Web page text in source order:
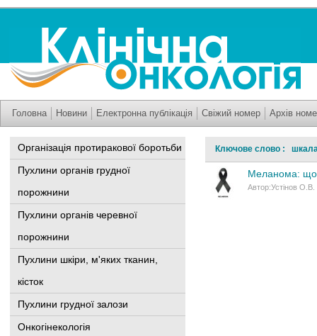
Головна Новини Електронна публікація Свіжий номер Архів
Організація протиракової боротьби
Пухлини органів грудної
порожнини
Пухлини органів черевної
порожнини
Пухлини шкіри, м'яких тканин,
кісток
Пухлини грудної залози
Онкогінекологія
Ключове слово :
Меланома: що
Автор:Устінов